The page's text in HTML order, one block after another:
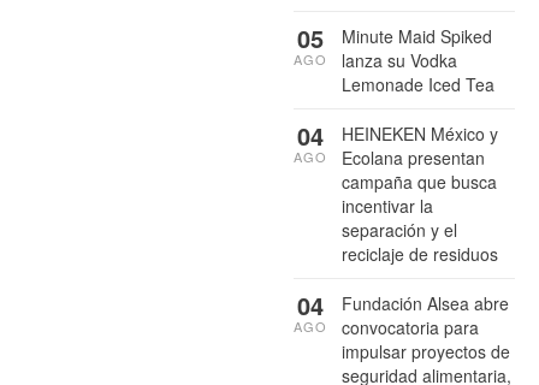
Minute Maid Spiked
lanza su Vodka
Lemonade Iced Tea
05
AGO
HEINEKEN México y
Ecolana presentan
campaña que busca
incentivar la
separación y el
reciclaje de residuos
04
AGO
Fundación Alsea abre
convocatoria para
impulsar proyectos de
seguridad alimentaria,
04
AGO